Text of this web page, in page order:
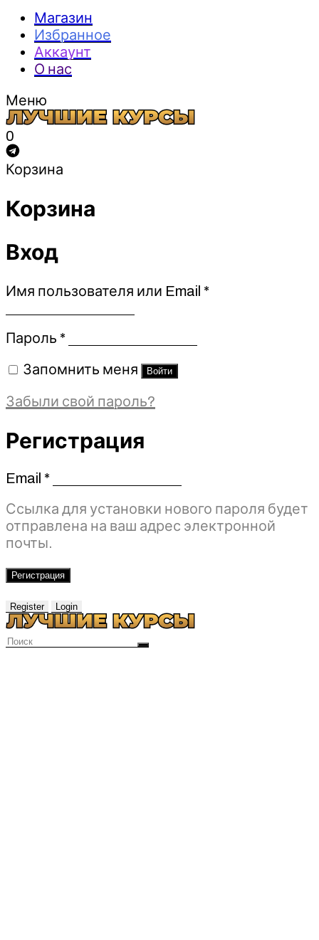
Магазин
Избранное
Аккаунт
О нас
Меню
0
Корзина
Корзина
Вход
Имя пользователя или Email *Обязательно
Пароль *Обязательно
Запомнить меня Войти
Забыли свой пароль?
Регистрация
Email *Обязательно
Ссылка для установки нового пароля будет
отправлена ​​на ваш адрес электронной
почты.
Регистрация
Register Login